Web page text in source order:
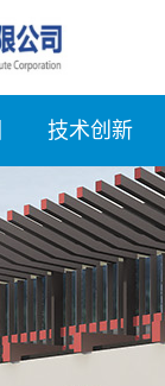
技术创新